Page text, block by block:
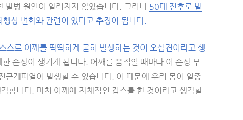
병 원인이 알려지지 않았습니다. 그러나 50대 전후로 발
성 변화와 관련이 있다고 추정이 됩니다.
스로 어깨를 딱딱하게 굳혀 발생하는 것이 오십견이라고 생
손상이 생기게 됩니다. 어깨를 움직일 때마다 이 손상 부
개파열이 발생할 수 있습니다. 이 때문에 우리 몸이 일종
합니다. 마치 어깨에 자체적인 깁스를 한 것이라고 생각할